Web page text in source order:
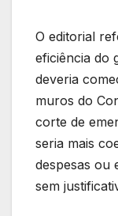
O editorial
eficiência do
deveria
muros do
corte de
seria mais
despesas ou
sem